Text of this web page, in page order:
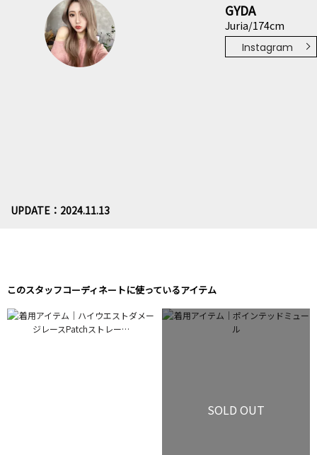
GYDA
Juria/174cm
Instagram
UPDATE：2024.11.13
このスタッフコーディネートに使っているアイテム
SOLD OUT